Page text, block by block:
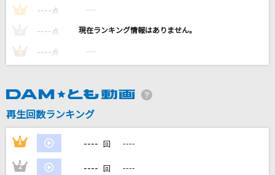
もっと見る
DAMに会員登録・ログインして
1 ---- 点 ----
---- 点 ----
3 ---- 点 ----
再生回数ランキング
1 ---- 回 ----
2 ---- 回 ----